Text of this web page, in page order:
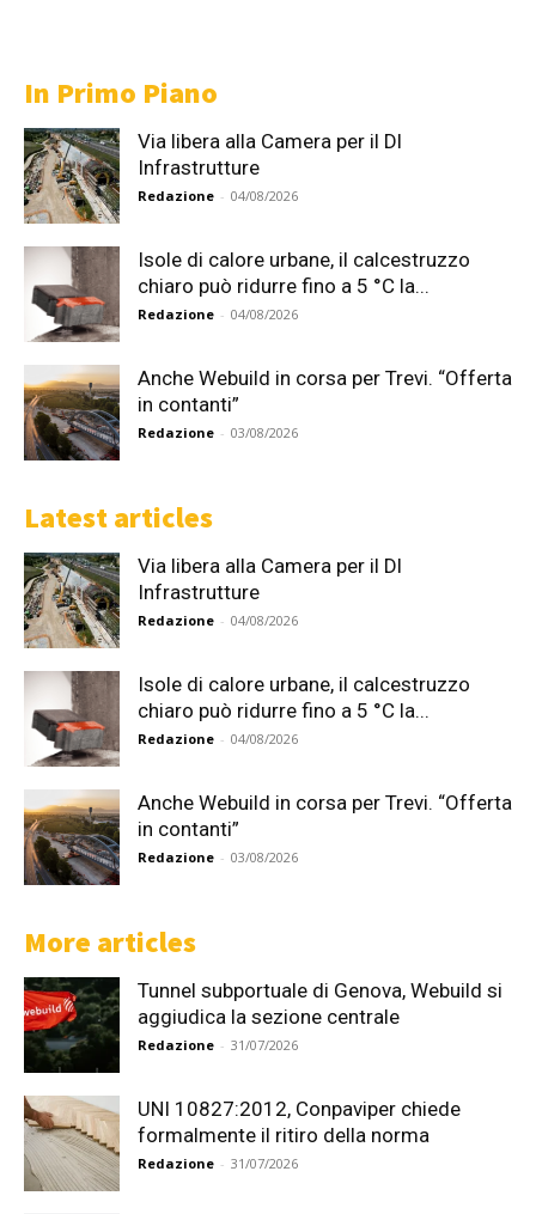
In Primo Piano
Via libera alla Camera per il Dl
Infrastrutture
Redazione - 04/08/2026
Isole di calore urbane, il calcestruzzo
chiaro può ridurre fino a 5 °C la...
Redazione - 04/08/2026
Anche Webuild in corsa per Trevi. “Offerta
in contanti”
Redazione - 03/08/2026
Latest articles
Via libera alla Camera per il Dl
Infrastrutture
Redazione - 04/08/2026
Isole di calore urbane, il calcestruzzo
chiaro può ridurre fino a 5 °C la...
Redazione - 04/08/2026
Anche Webuild in corsa per Trevi. “Offerta
in contanti”
Redazione - 03/08/2026
More articles
Tunnel subportuale di Genova, Webuild si
aggiudica la sezione centrale
Redazione - 31/07/2026
UNI 10827:2012, Conpaviper chiede
formalmente il ritiro della norma
Redazione - 31/07/2026